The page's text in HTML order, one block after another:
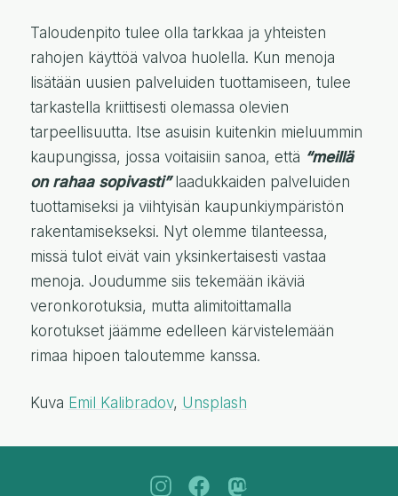
Taloudenpito tulee olla tarkkaa ja yhteisten
rahojen käyttöä valvoa huolella. Kun menoja
lisätään uusien palveluiden tuottamiseen, tulee
tarkastella kriittisesti olemassa olevien
tarpeellisuutta. Itse asuisin kuitenkin mieluummin
kaupungissa, jossa voitaisiin sanoa, että “meillä
on rahaa sopivasti”laadukkaiden palveluiden
tuottamiseksi ja viihtyisän kaupunkiympäristön
rakentamisekseksi. Nyt olemme tilanteessa,
missä tulot eivät vain yksinkertaisesti vastaa
menoja. Joudumme siis tekemään ikäviä
veronkorotuksia, mutta alimitoittamalla
korotukset jäämme edelleen kärvistelemään
rimaa hipoen taloutemme kanssa.
Kuva Emil Kalibradov, Unsplash